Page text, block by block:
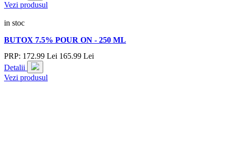
Vezi produsul
in stoc
BUTOX 7.5% POUR ON - 250 ML
PRP: 172.99 Lei 165.99 Lei
Detalii
Vezi produsul